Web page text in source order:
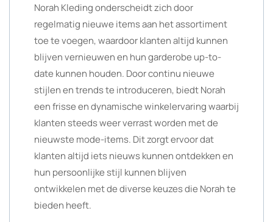
Norah Kleding onderscheidt zich door
regelmatig nieuwe items aan het assortiment
toe te voegen, waardoor klanten altijd kunnen
blijven vernieuwen en hun garderobe up-to-
date kunnen houden. Door continu nieuwe
stijlen en trends te introduceren, biedt Norah
een frisse en dynamische winkelervaring waarbij
klanten steeds weer verrast worden met de
nieuwste mode-items. Dit zorgt ervoor dat
klanten altijd iets nieuws kunnen ontdekken en
hun persoonlijke stijl kunnen blijven
ontwikkelen met de diverse keuzes die Norah te
bieden heeft.